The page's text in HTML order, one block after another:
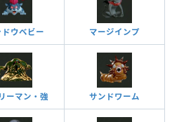
ドウベビー マージインプ
ーマン・強 サンドワーム